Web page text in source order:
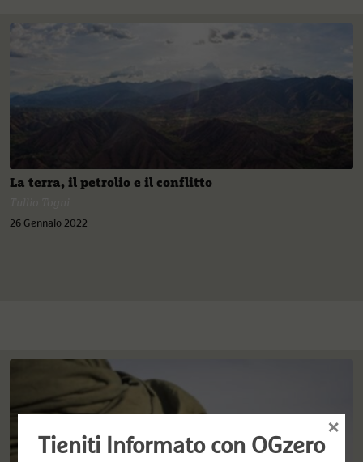
La terra, il petrolio e il conflitto
26 Gennaio 2022
Tieniti Informato con OGzero
×